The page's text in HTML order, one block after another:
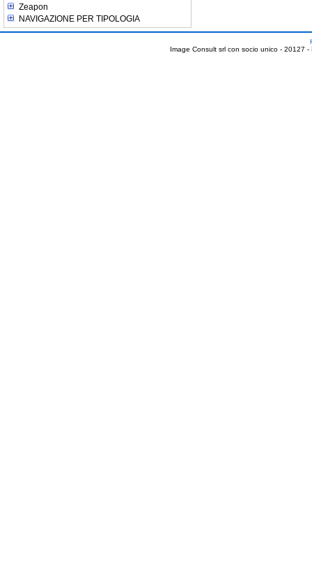
Zeapon
NAVIGAZIONE PER TIPOLOGIA
Image Consult srl con socio unico - 20127